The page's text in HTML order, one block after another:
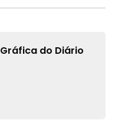
Gráfica do Diário